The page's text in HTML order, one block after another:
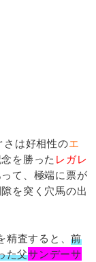
は好相性のエ
を勝った レガレ
て、極端に票が
を突く穴馬の出
精査すると、前
た父サンデーサ